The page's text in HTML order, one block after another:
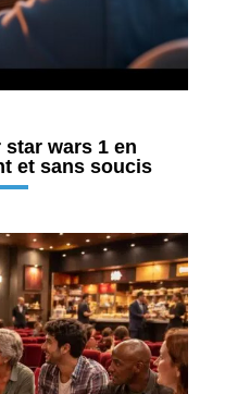
wars 1 en
et sans soucis